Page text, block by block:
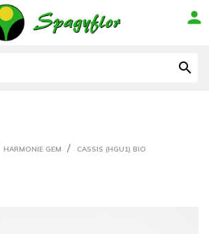


HARMONIE GEM CASSIS (HGU1) BIO